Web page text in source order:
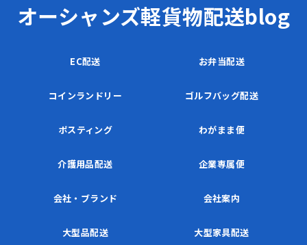
オーシャンズ軽貨物配送blog
EC配送 お弁当配送
コインランドリー ゴルフバッグ配送
ポスティング わがまま便
介護用品配送 企業専属便
会社・ブランド 会社案内
大型品配送 大型家具配送